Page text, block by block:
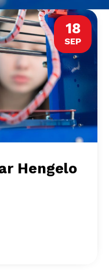
18
SEP
Hengelo